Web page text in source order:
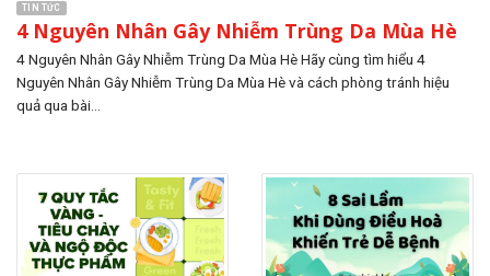
TIN TỨC
4 Nguyên Nhân Gây Nhiễm Trùng Da Mùa Hè
4 Nguyên Nhân Gây Nhiễm Trùng Da Mùa Hè Hãy cùng tìm hiểu 4
Nguyên Nhân Gây Nhiễm Trùng Da Mùa Hè và cách phòng tránh hiệu
quả qua bài...